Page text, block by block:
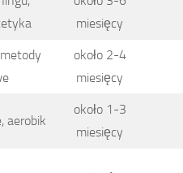
miesięcy
około 2-4
miesięcy
aerobik
około 1-3
miesięcy